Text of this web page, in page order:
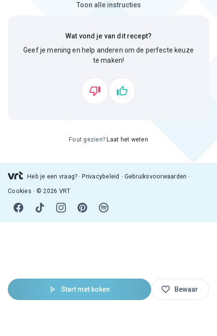
Start met koken Bewaar
Toon alle instructies
Wat vond je van dit recept?
Geef je mening en help anderen om de perfecte keuze
te maken!
Fout gezien? Laat het weten
Heb je een vraag? Privacybeleid Gebruiksvoorwaarden
Cookies © 2026 VRT